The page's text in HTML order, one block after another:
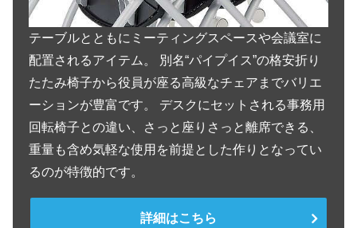
テーブルとともにミーティングスペースや会議室に
配置されるアイテム。 別名“パイプイス”の格安折り
たたみ椅子から役員が座る高級なチェアまでバリエ
ーションが豊富です。 デスクにセットされる事務用
回転椅子との違い、さっと座りさっと離席できる、
重量も含め気軽な使用を前提とした作りとなってい
るのが特徴的です。
詳細はこちら